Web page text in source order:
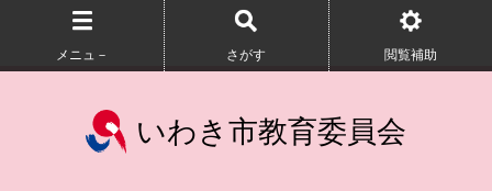
メニュ－ さがす 閲覧補助
いわき市教育委員会